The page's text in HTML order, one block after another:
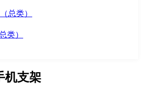
总类）
类）
机支架